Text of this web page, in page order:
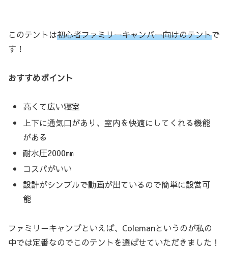
このテントは初心者ファミリーキャンパー向けのテントで
す！
おすすめポイント
高くて広い寝室
上下に通気口があり、室内を快適にしてくれる機能
がある
耐水圧2000㎜
コスパがいい
設計がシンプルで動画が出ているので簡単に設営可
能
ファミリーキャンプといえば、Colemanというのが私の
中では定番なのでこのテントを選ばせていただきました！